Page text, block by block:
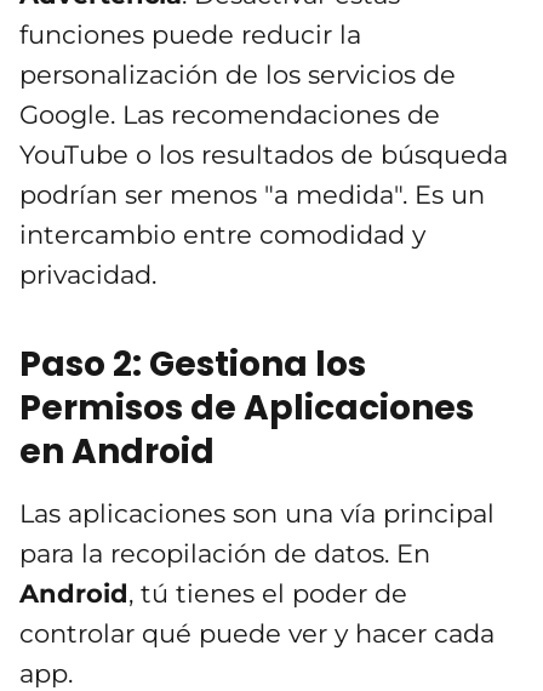
funciones puede reducir la
personalización de los servicios de
Google. Las recomendaciones de
YouTube o los resultados de búsqueda
podrían ser menos "a medida". Es un
intercambio entre comodidad y
privacidad.
Paso 2: Gestiona los
Permisos de Aplicaciones
en Android
Las aplicaciones son una vía principal
para la recopilación de datos. En
Android, tú tienes el poder de
controlar qué puede ver y hacer cada
app.